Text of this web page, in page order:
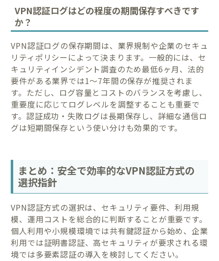
VPN認証ログはどの程度の期間保存すべきです
か？
VPN認証ログの保存期間は、業界規制や企業のセキュ
リティポリシーによって決まります。一般的には、セ
キュリティインシデント調査のため最低6ヶ月、法的
要件がある業界では1〜7年間の保存が推奨されま
す。ただし、ログ容量とコストのバランスを考慮し、
重要度に応じてログレベルを調整することも重要で
す。認証成功・失敗ログは長期保存し、詳細な通信ロ
グは短期間保存という使い分けも効果的です。
まとめ：安全で効率的なVPN認証方式の
選択指針
VPN認証方式の選択は、セキュリティ要件、利用規
模、運用コストを総合的に判断することが重要です。
個人利用や小規模環境では共有鍵認証から始め、企業
利用では証明書認証、高セキュリティが要求される環
境では多要素認証の導入を検討してください。